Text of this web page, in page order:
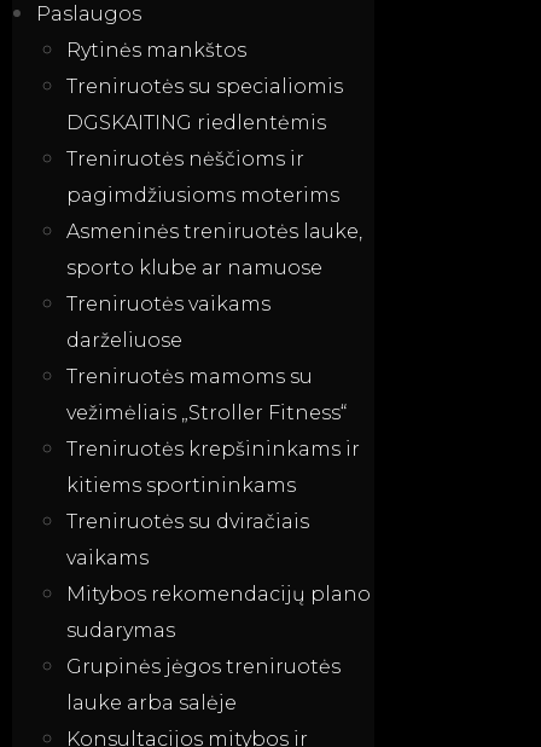
Paslaugos
Rytinės mankštos
Treniruotės su specialiomis
DGSKAITING riedlentėmis
Treniruotės nėščioms ir
pagimdžiusioms moterims
Asmeninės treniruotės lauke,
sporto klube ar namuose
Treniruotės vaikams
darželiuose
Treniruotės mamoms su
vežimėliais „Stroller Fitness“
Treniruotės krepšininkams ir
kitiems sportininkams
Treniruotės su dviračiais
vaikams
Mitybos rekomendacijų plano
sudarymas
Grupinės jėgos treniruotės
lauke arba salėje
Konsultacijos mitybos ir